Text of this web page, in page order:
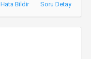
Hata Bildir Soru Detay